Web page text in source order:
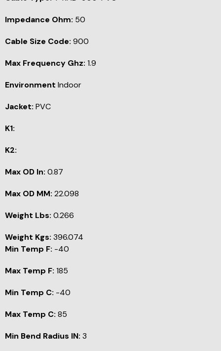
Impedance Ohm: 50
Cable Size Code: 900
Max Frequency Ghz: 1.9
Environment Indoor
Jacket: PVC
K1:
K2:
Max OD In: 0.87
Max OD MM: 22.098
Weight Lbs: 0.266
Weight Kgs: 396.074
Min Temp F: -40
Max Temp F: 185
Min Temp C: -40
Max Temp C: 85
Min Bend Radius IN: 3